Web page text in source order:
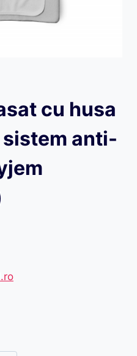
cu husa
anti-